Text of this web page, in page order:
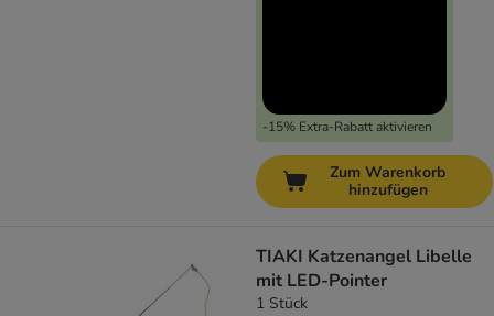
-15% Extra-Rabatt aktivieren
Zum Warenkorb
hinzufügen
TIAKI Katzenangel Libelle
mit LED-Pointer
1 Stück